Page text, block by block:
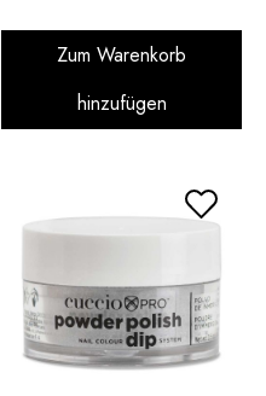
Zum Warenkorb
hinzufügen